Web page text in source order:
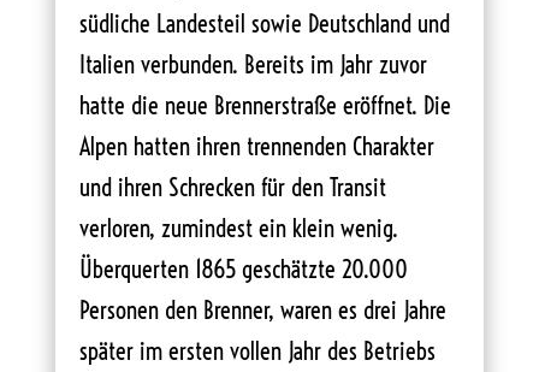
südliche Landesteil sowie Deutschland und
Italien verbunden. Bereits im Jahr zuvor
hatte die neue Brennerstraße eröffnet. Die
Alpen hatten ihren trennenden Charakter
und ihren Schrecken für den Transit
verloren, zumindest ein klein wenig.
Überquerten 1865 geschätzte 20.000
Personen den Brenner, waren es drei Jahre
später im ersten vollen Jahr des Betriebs